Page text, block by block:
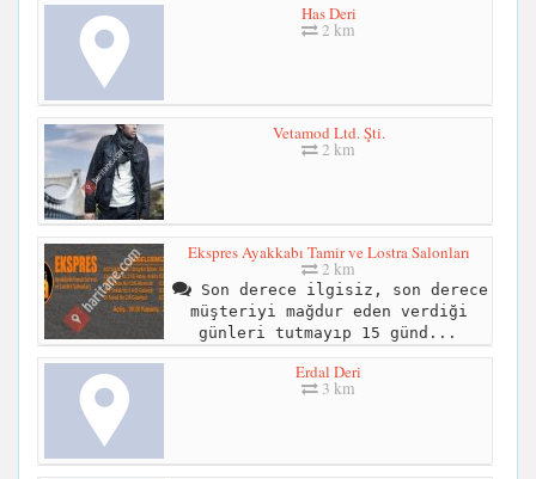
Has Deri
2 km
Vetamod Ltd. Şti.
2 km
Ekspres Ayakkabı Tamir ve Lostra Salonları
2 km
Son derece ilgisiz, son derece
müşteriyi mağdur eden verdiği
günleri tutmayıp 15 günd...
Erdal Deri
3 km